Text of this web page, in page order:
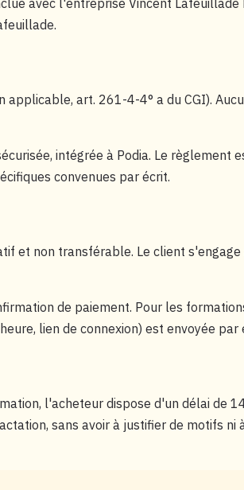
avec l'entreprise Vincent Lafeuillade
art. 261-4-4° a du CGI).
intégrée à Podia. Le règlement
convenues par écrit.
et non transférable. Le client s'engage
de paiement. Pour les
lien de connexion) est envoyée par
l'acheteur dispose d'un délai de
sans avoir à justifier de motifs ni